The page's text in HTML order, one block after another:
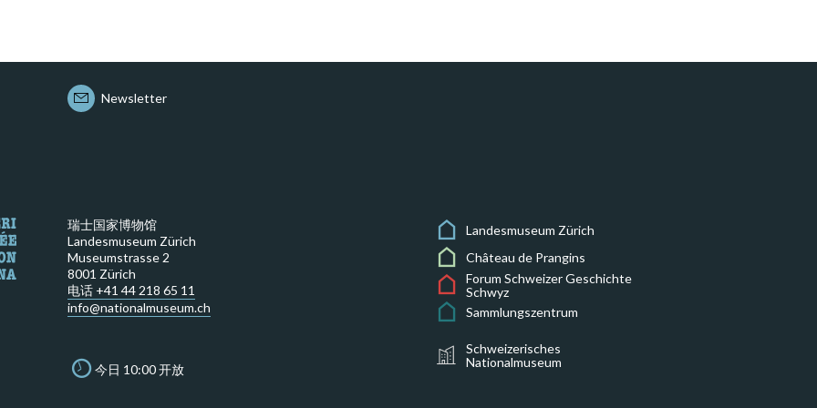
Newsletter
瑞士国家博物馆
Landesmuseum Zürich
Museumstrasse 2
8001 Zürich
电话 +41 44 218 65 11
info@nationalmuseum.ch
今日 10:00 开放
Landesmuseum Zürich
Château de Prangins
Forum Schweizer Geschichte
Schwyz
Sammlungszentrum
Schweizerisches
Nationalmuseum